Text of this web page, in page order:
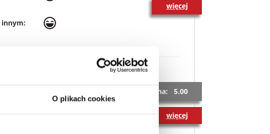
O plikach cookies
więcej
innym:
Średnia ocena: 5.00
więcej